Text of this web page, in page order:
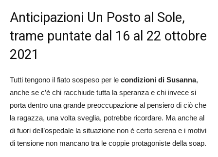
Anticipazioni Un Posto al Sole,
trame puntate dal 16 al 22 ottobre
2021
Tutti tengono il fiato sospeso per le condizioni di Susanna,
anche se c’è chi racchiude tutta la speranza e chi invece si
porta dentro una grande preoccupazione al pensiero di ciò che
la ragazza, una volta sveglia, potrebbe ricordare. Ma anche al
di fuori dell’ospedale la situazione non è certo serena e i motivi
di tensione non mancano tra le coppie protagoniste della soap.